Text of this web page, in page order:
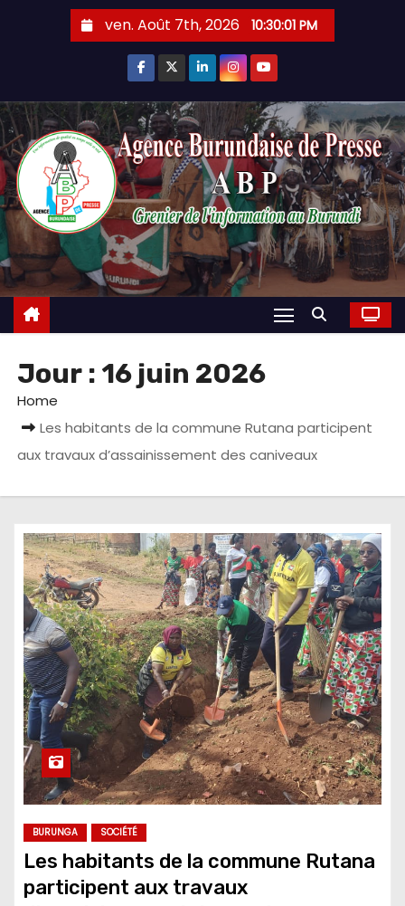
ven. Août 7th, 2026 10:30:02 PM
Jour : 16 juin 2026
Home
Les habitants de la commune Rutana participent
aux travaux d’assainissement des caniveaux
BURUNGA SOCIÉTÉ
Les habitants de la commune Rutana
participent aux travaux